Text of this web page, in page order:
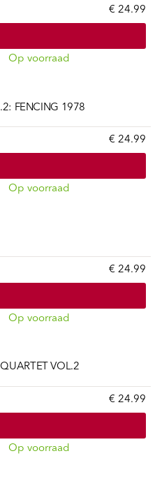
€ 24.99
Op voorraad
FENCING 1978
€ 24.99
Op voorraad
€ 24.99
Op voorraad
VOL.2
€ 24.99
Op voorraad